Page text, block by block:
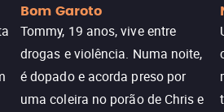
Bom Garoto
Tommy, 19 anos, vive entre
drogas e violência. Numa noite,
é dopado e acorda preso por
uma coleira no porão de Chris e